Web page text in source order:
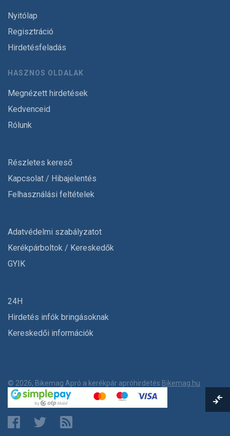
Nyitólap
Regisztráció
Hirdetésfeladás
HASZNOS OLDALAK
Megnézett hirdetések
Kedvenceid
Rólunk
Részletes kereső
Kapcsolat / Hibajelentés
Felhasználási feltételek
Adatvédelmi szabályzatot
Kerékpárboltok / Kereskedők
GYIK
24H
Hirdetés infók bringásoknak
Kereskedői információk
© 2026, Bikemag Apró a kerékpár apróhirdetés Bikemag.hu